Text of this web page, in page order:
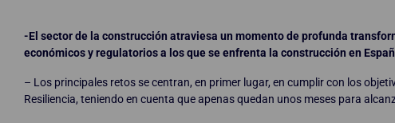
-El sector de la construcción atraviesa un momento de profunda
económicos y regulatorios a los que se enfrenta la construcción en
– Los principales retos se centran, en primer lugar, en cumplir con los
Resiliencia, teniendo en cuenta que apenas quedan unos meses para